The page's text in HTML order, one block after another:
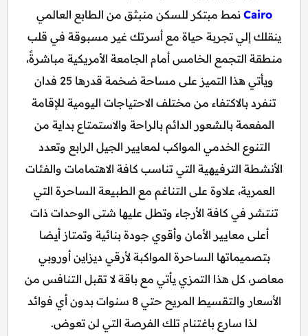
Cairo نمط مبتكر للسكن منبثق من الطابع العالمي
ينقلك إلي تجربة حياة مع أسرتك غير مسبوقة في قلب
منطقة التجمع الخامس أمام الجامعة الأمريكية مباشرةً،
ويأتي هذا التميز على مساحة ضخمة قدرها 25 فدان
تنفرد بالاكتفاء من مختلف الاحتياجات اليومية للإقامة
المفعمة بالشعور الدائم بالراحة والاستمتاع بداية من
التنوع الخدمي المواكب لمعايير الجيل الرابع وتعدد
الأنشطة الترفيهية التي تناسب كافة الاهتمامات والفئات
العمرية، علاوة على التناغم مع الطبيعة الساحرة التي
تنتشر في كافة الأرجاء وتطل عليها شتى الوحدات ذات
أعلى معايير الأمان وأقوي جودة بنائية وتمتاز أيضا
بتصميماتها الساحرة المواكبة لأرقي ديزاين أوروبي
معاصر، كل هذا التمزي يأتي مع باقة لا تقبل التنافس من
الأسعار والتقسيط المريح حتي 8 سنوات بدون أي فوائد
لذا سارع باغتنام تلك الفرصة التي لن تعوض.